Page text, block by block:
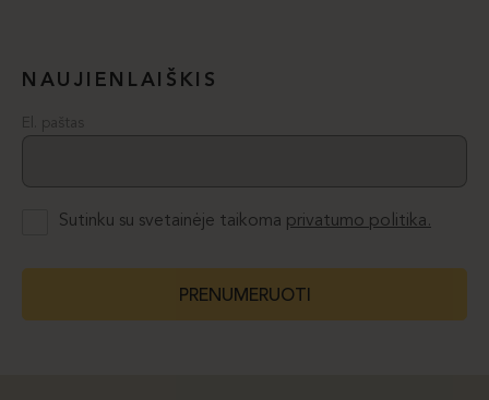
NAUJIENLAIŠKIS
El. paštas
Sutinku su svetainėje taikoma privatumo politika.
PRENUMERUOTI